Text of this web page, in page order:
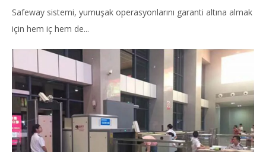
Safeway sistemi, yumuşak operasyonlarını garanti altına almak
için hem iç hem de...